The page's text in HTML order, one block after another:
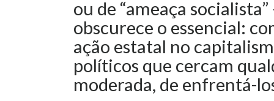
ou de “ameaça
obscurece o essencial:
ação estatal no
políticos que cercam
moderada, de enfrentá-